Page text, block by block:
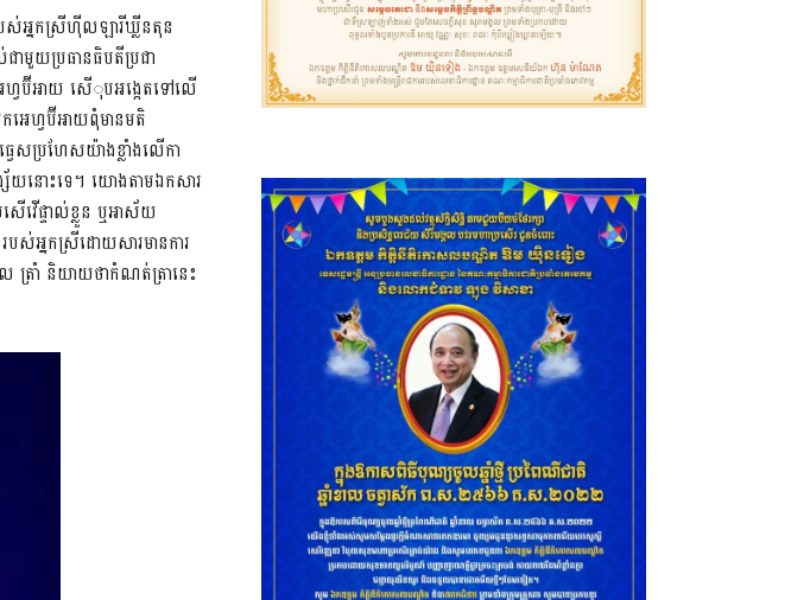
បស់អ្នកស្រីហ៊ីលឡារីឃ្លីនតុន
ជាមួយប្រធានធិបតីប្រជា
ហ្វប៊ីអាយ សើុបអង្កេតទៅលើ
អេហ្វប៊ីអាយពុំមានមតិ
េសប្រហែសយ៉ាងខ្លាំងលើកា
ស័យនោះទេ។ យោងតាមឯកសារ
ើវើផ្ទាល់ខ្លួន ឬអាស័យ
របស់អ្នកស្រីដោយសារមានការ
ត្រាំ និយាយថាកំណត់ត្រានេះ